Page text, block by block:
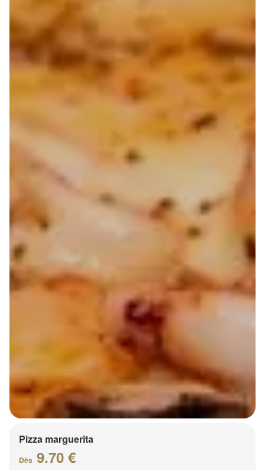
Pizza marguerita
Dès 9.70 €